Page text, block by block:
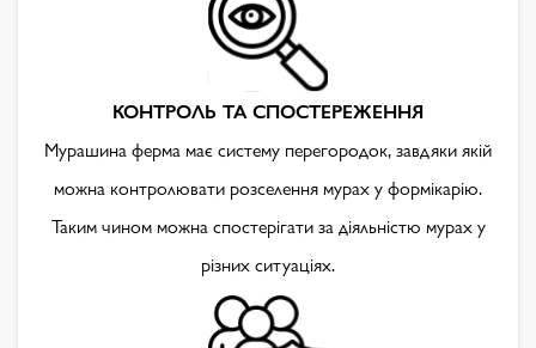
КОНТРОЛЬ ТА СПОСТЕРЕЖЕННЯ
Мурашина ферма має систему перегородок, завдяки якій
можна контролювати розселення мурах у формікарію.
Таким чином можна спостерігати за діяльністю мурах у
різних ситуаціях.